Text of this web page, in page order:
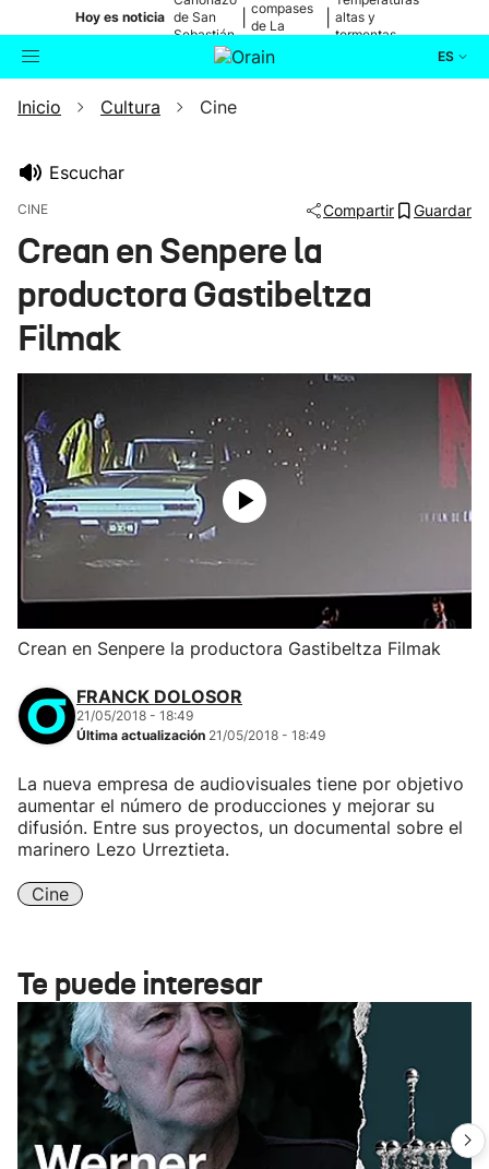
Hoy es noticia de San
Sebastián
compases
de La
altas y
tormentas
ES
Buscador Actualidad
Ikusmiran
Inicio Cultura Cine
Escuchar
CINE Compartir Guardar
Crean en Senpere la
productora Gastibeltza
Filmak
Crean en Senpere la productora Gastibeltza Filmak
FRANCK DOLOSOR
21/05/2018 - 18:49
Última actualización 21/05/2018 - 18:49
La nueva empresa de audiovisuales tiene por objetivo
aumentar el número de producciones y mejorar su
difusión. Entre sus proyectos, un documental sobre el
marinero Lezo Urreztieta.
Cine
Te puede interesar